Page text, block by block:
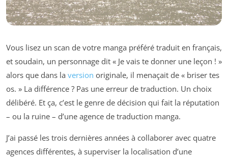
Vous lisez un scan de votre manga préféré traduit en français,
et soudain, un personnage dit « Je vais te donner une leçon ! »
alors que dans la version originale, il menaçait de « briser tes
os. » La différence ? Pas une erreur de traduction. Un choix
délibéré. Et ça, c’est le genre de décision qui fait la réputation
– ou la ruine – d’une agence de traduction manga.
J’ai passé les trois dernières années à collaborer avec quatre
agences différentes, à superviser la localisation d’une